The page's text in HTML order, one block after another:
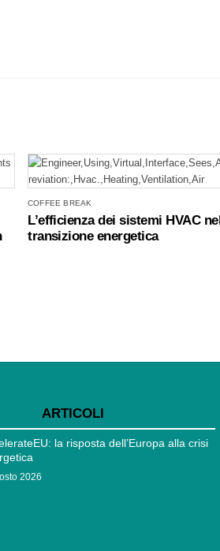
COFFEE BREAK
L’efficienza dei sistemi HVAC
transizione energetica
ARTICOLI
la risposta dell’Europa alla crisi
2026